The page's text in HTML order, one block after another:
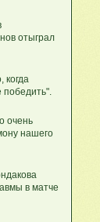
отыграл
когда
победить".
очень
нашего
в матче